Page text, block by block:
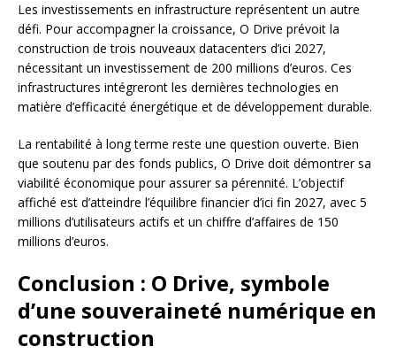
Les investissements en infrastructure représentent un autre
défi. Pour accompagner la croissance, O Drive prévoit la
construction de trois nouveaux datacenters d’ici 2027,
nécessitant un investissement de 200 millions d’euros. Ces
infrastructures intégreront les dernières technologies en
matière d’efficacité énergétique et de développement durable.
La rentabilité à long terme reste une question ouverte. Bien
que soutenu par des fonds publics, O Drive doit démontrer sa
viabilité économique pour assurer sa pérennité. L’objectif
affiché est d’atteindre l’équilibre financier d’ici fin 2027, avec 5
millions d’utilisateurs actifs et un chiffre d’affaires de 150
millions d’euros.
Conclusion : O Drive, symbole
d’une souveraineté numérique en
construction